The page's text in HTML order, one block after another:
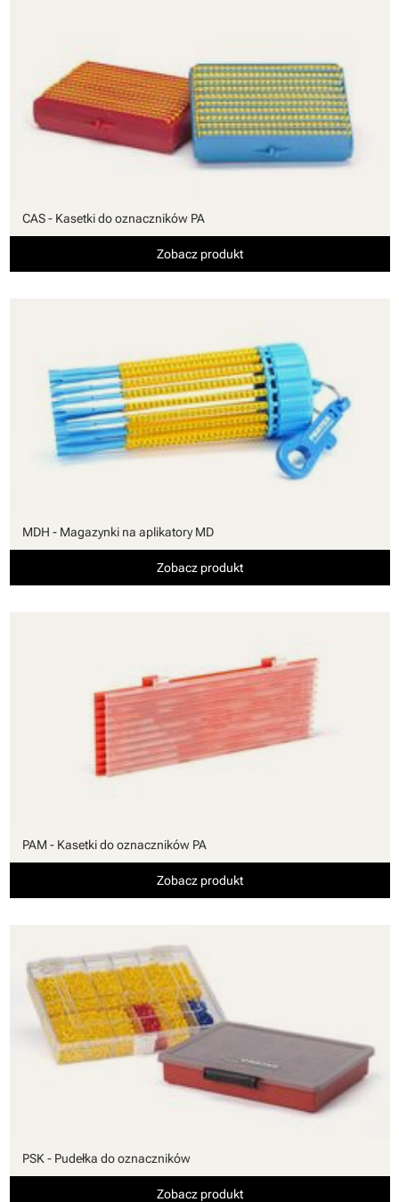
CAS - Kasetki do oznaczników PA
Zobacz produkt
MDH - Magazynki na aplikatory MD
Zobacz produkt
PAM - Kasetki do oznaczników PA
Zobacz produkt
PSK - Pudełka do oznaczników
Zobacz produkt